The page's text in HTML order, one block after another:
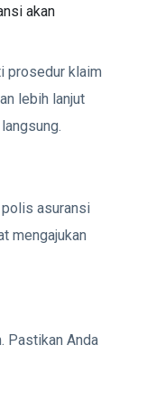
akan
prosedur klaim
lebih lanjut
asuransi
mengajukan
Pastikan Anda